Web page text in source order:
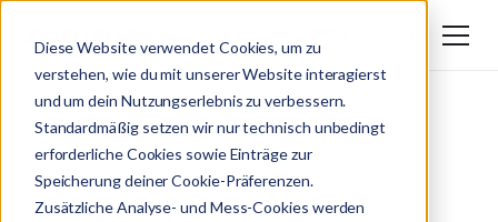
Diese Website verwendet Cookies, um zu
verstehen, wie du mit unserer Website interagierst
und um dein Nutzungserlebnis zu verbessern.
Standardmäßig setzen wir nur technisch unbedingt
erforderliche Cookies sowie Einträge zur
Speicherung deiner Cookie-Präferenzen.
Zusätzliche Analyse- und Mess-Cookies werden
DE
EN